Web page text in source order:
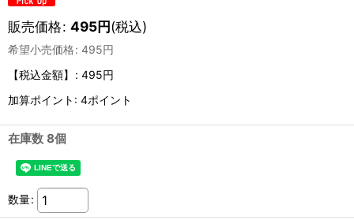
販売価格: 495円(税込)
希望小売価格: 495円
【税込金額】
: 495円
加算ポイント: 4ポイント
在庫数 8個
数量: